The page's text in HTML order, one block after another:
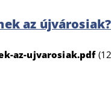
az
az-ujvarosiak.pdf